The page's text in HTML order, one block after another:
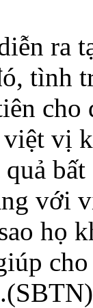
ra
tình
việt vị
với
họ